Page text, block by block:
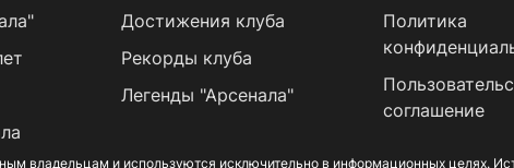
Достижения клуба
Рекорды клуба
Легенды "Арсенала"
Политика
соглашение
владельцам и используются исключительно в информационных целях.